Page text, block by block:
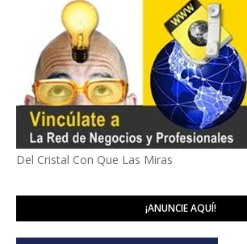
Del Cristal Con Que Las Miras
¡ANUNCIE AQUÍ!